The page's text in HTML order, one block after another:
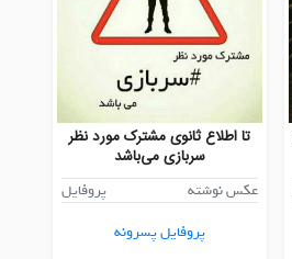
تا اطلاع ثانوی مشترک مورد نظر
سربازی می‌باشد
عکس نوشته
پروفایل
پروفایل پسرونه